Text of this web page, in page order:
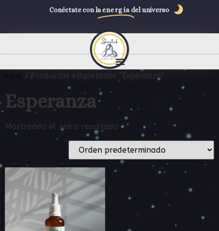
Conéctate con la energía del universo
Inicio / Productos etiquetados “Esperanza”
Esperanza
Mostrando el único resultado